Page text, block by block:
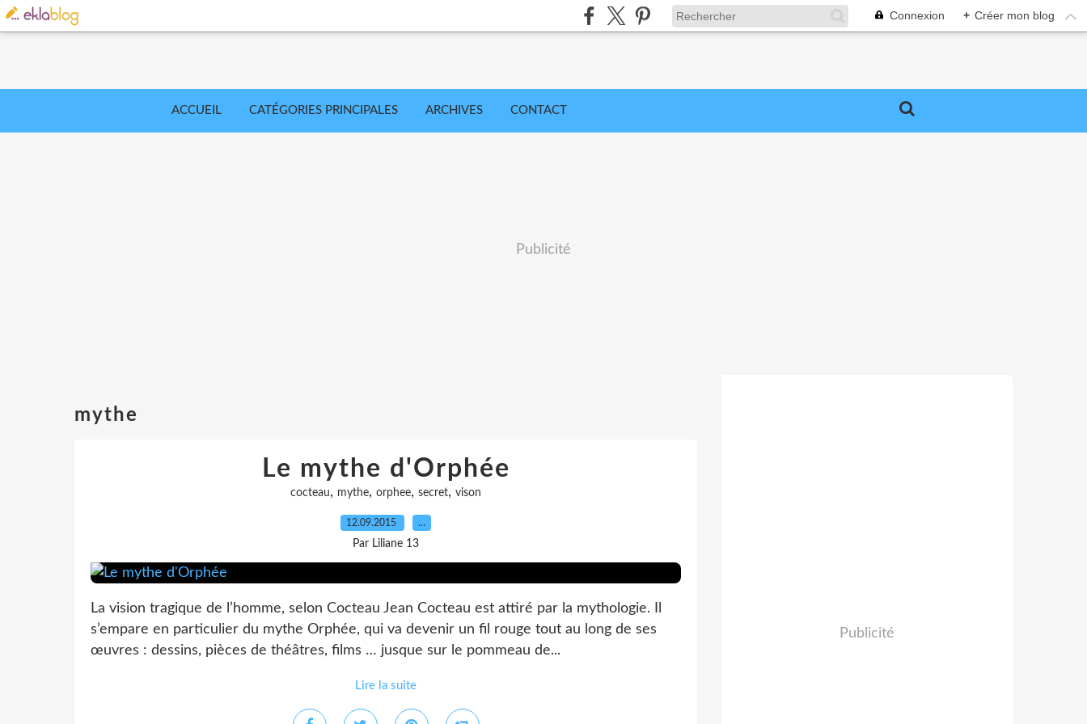
Connexion + Créer mon blog
ACCUEIL CATÉGORIES PRINCIPALES ARCHIVES CONTACT
Publicité
mythe
Le mythe d'Orphée
cocteau, mythe, orphee, secret, vison
12.09.2015 …
Par Liliane 13
La vision tragique de l’homme, selon Cocteau Jean Cocteau est attiré par la mythologie. Il
s’empare en particulier du mythe Orphée, qui va devenir un fil rouge tout au long de ses
œuvres : dessins, pièces de théâtres, films … jusque sur le pommeau de...
Lire la suite
Publicité